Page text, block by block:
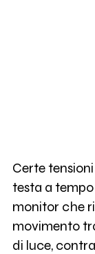
Certe
testa a
monitor che
movimento
di luce,